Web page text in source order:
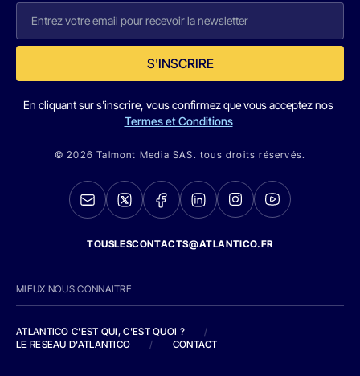
S'INSCRIRE
En cliquant sur s'inscrire, vous confirmez que vous acceptez nos
Termes et Conditions
© 2026 Talmont Media SAS. tous droits réservés.
TOUSLESCONTACTS@ATLANTICO.FR
MIEUX NOUS CONNAITRE
ATLANTICO C'EST QUI, C'EST QUOI ?
/
LE RESEAU D'ATLANTICO
/ CONTACT